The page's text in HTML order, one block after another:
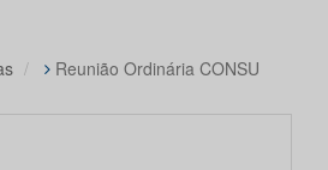
Reunião Ordinária CONSU